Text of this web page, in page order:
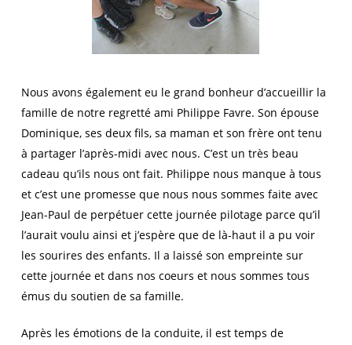
Nous avons également eu le grand bonheur d’accueillir la
famille de notre regretté ami Philippe Favre. Son épouse
Dominique, ses deux fils, sa maman et son frère ont tenu
à partager l’après-midi avec nous. C’est un très beau
cadeau qu’ils nous ont fait. Philippe nous manque à tous
et c’est une promesse que nous nous sommes faite avec
Jean-Paul de perpétuer cette journée pilotage parce qu’il
l’aurait voulu ainsi et j’espère que de là-haut il a pu voir
les sourires des enfants. Il a laissé son empreinte sur
cette journée et dans nos coeurs et nous sommes tous
émus du soutien de sa famille.
Après les émotions de la conduite, il est temps de